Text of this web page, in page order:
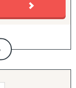
行・パートナー
売データ分析、
ュー】
ション・中長期
ルタント800名
ンサルティング